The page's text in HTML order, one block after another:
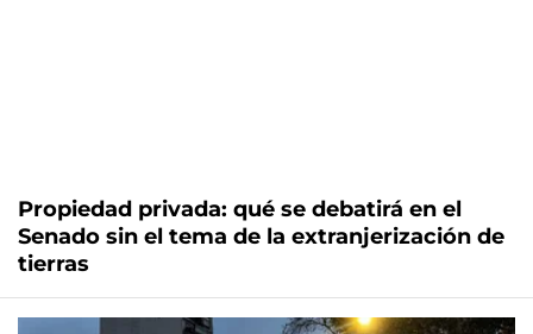
Propiedad privada: qué se debatirá en el
Senado sin el tema de la extranjerización de
tierras